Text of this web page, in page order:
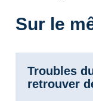
Sur le
Troubles
retrouver